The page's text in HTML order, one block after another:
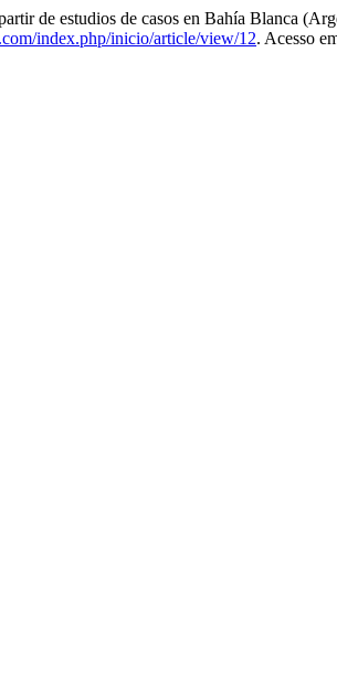
de estudios de casos en Bahía Blanca
index.php/inicio/article/view/12. Acesso